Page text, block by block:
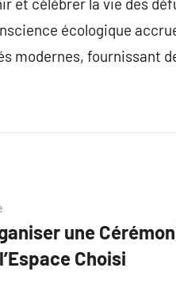
écologique
modernes, fournissant
une
Choisi